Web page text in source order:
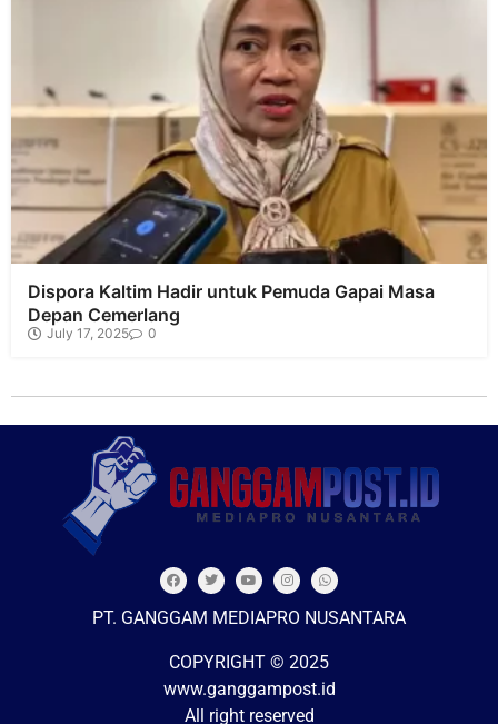
Dispora Kaltim Hadir untuk Pemuda Gapai Masa
Depan Cemerlang
July 17, 2025 0
PT. GANGGAM MEDIAPRO NUSANTARA
COPYRIGHT © 2025
www.ganggampost.id
All right reserved